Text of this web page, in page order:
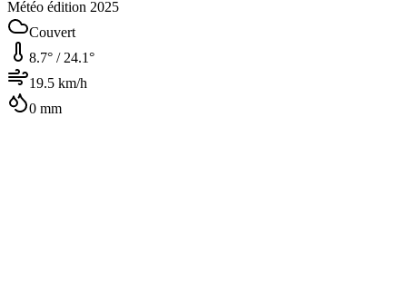
Météo édition 2025
Couvert
8.7° / 24.1°
19.5 km/h
0 mm